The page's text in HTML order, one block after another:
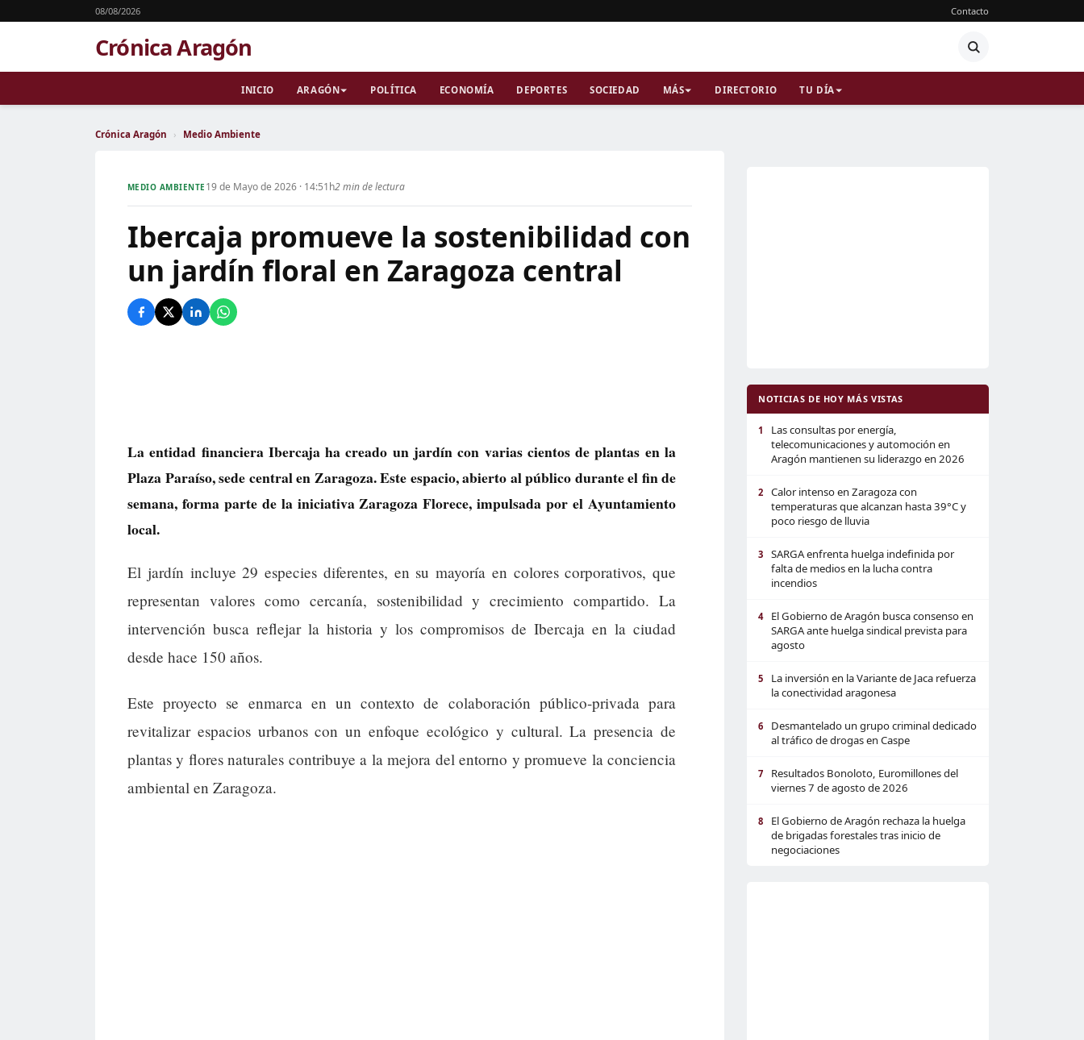
08/08/2026 Contacto
Crónica Aragón
INICIO ARAGÓN POLÍTICA ECONOMÍA DEPORTES SOCIEDAD MÁS DIRECTORIO TU DÍA
Crónica Aragón › Medio Ambiente
MEDIO AMBIENTE 19 de Mayo de 2026 · 14:51h2 min de lectura
Ibercaja promueve la sostenibilidad con
un jardín floral en Zaragoza central
La entidad financiera Ibercaja ha creado un jardín con varias cientos de plantas en la
Plaza Paraíso, sede central en Zaragoza. Este espacio, abierto al público durante el fin de
semana, forma parte de la iniciativa Zaragoza Florece, impulsada por el Ayuntamiento
local.
El jardín incluye 29 especies diferentes, en su mayoría en colores corporativos, que
representan valores como cercanía, sostenibilidad y crecimiento compartido. La
intervención busca reflejar la historia y los compromisos de Ibercaja en la ciudad
desde hace 150 años.
Este proyecto se enmarca en un contexto de colaboración público-privada para
revitalizar espacios urbanos con un enfoque ecológico y cultural. La presencia de
plantas y flores naturales contribuye a la mejora del entorno y promueve la conciencia
ambiental en Zaragoza.
NOTICIAS DE HOY MÁS VISTAS
1
Las consultas por energía,
telecomunicaciones y automoción en
Aragón mantienen su liderazgo en 2026
2
Calor intenso en Zaragoza con
temperaturas que alcanzan hasta 39°C y
poco riesgo de lluvia
3
SARGA enfrenta huelga indefinida por
falta de medios en la lucha contra
incendios
4
El Gobierno de Aragón busca consenso en
SARGA ante huelga sindical prevista para
agosto
5
La inversión en la Variante de Jaca refuerza
la conectividad aragonesa
6
Desmantelado un grupo criminal dedicado
al tráfico de drogas en Caspe
7
Resultados Bonoloto, Euromillones del
viernes 7 de agosto de 2026
8
El Gobierno de Aragón rechaza la huelga
de brigadas forestales tras inicio de
negociaciones